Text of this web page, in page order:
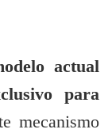
actual
para
mecanismo